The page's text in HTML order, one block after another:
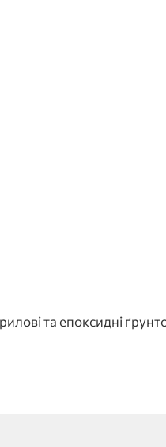
та епоксидні